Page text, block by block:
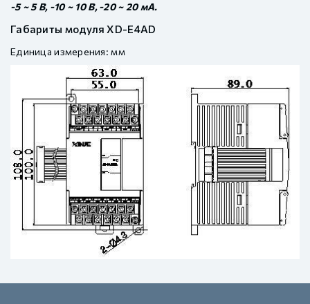
-5 ~ 5 В, -10 ~ 10 В, -20 ~ 20 мА.
Габариты модуля XD-E4AD
Единица измерения: мм